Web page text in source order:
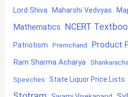
Lord Shiva Maharshi Vedvyas
Mathematics NCERT
Patriotism Premchand Product
Ram Sharma Acharya
Speeches State Liquor Price Lists